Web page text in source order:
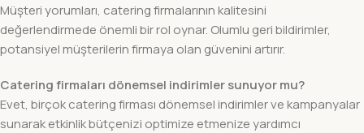
Müşteri yorumları, catering firmalarının kalitesini
değerlendirmede önemli bir rol oynar. Olumlu geri bildirimler,
potansiyel müşterilerin firmaya olan güvenini artırır.
Catering firmaları dönemsel indirimler sunuyor mu?
Evet, birçok catering firması dönemsel indirimler ve kampanyalar
sunarak etkinlik bütçenizi optimize etmenize yardımcı